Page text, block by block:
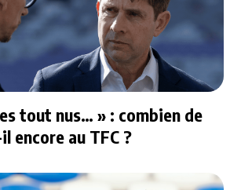
tout nus… » : combien de
encore au TFC ?